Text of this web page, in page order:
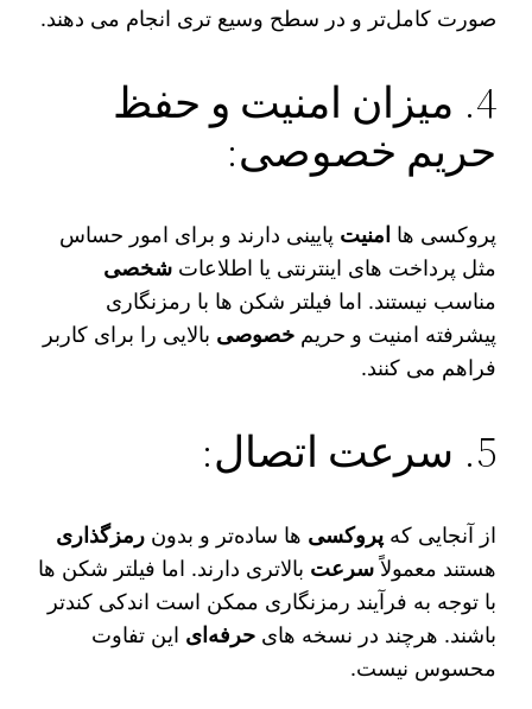
صورت کامل‌تر و در سطح وسیع‌ تری انجام می‌ دهند.
4. میزان امنیت و حفظ
حریم خصوصی:
پروکسی‌ ها امنیت پایینی دارند و برای امور حساس
مثل پرداخت‌ های اینترنتی یا اطلاعاتشخصی
مناسب نیستند. اما فیلتر شکن‌ ها با رمزنگاری
پیشرفته امنیت و حریمخصوصی بالایی را برای کاربر
فراهم می‌ کنند.
5. سرعت اتصال:
از آنجایی کهپروکسی‌ ها ساده‌تر و بدونرمزگذاری
هستند معمولاًسرعت بالاتری دارند. اما فیلتر شکن‌ ها
با توجه به فرآیند رمزنگاری ممکن است اندکی کندتر
باشند. هرچند در نسخه‌ هایحرفه‌ای این تفاوت
محسوس نیست.